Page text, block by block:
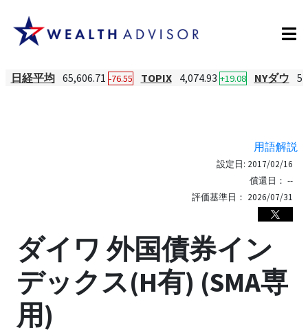
日経平均 65,606.71 -76.55 TOPIX 4,074.93 +19.08 NYダウ
用語解説
設定日: 2017/02/16
償還日： --
評価基準日： 2026/07/31
ダイワ 外国債券イン
デックス(H有) (SMA専
用)